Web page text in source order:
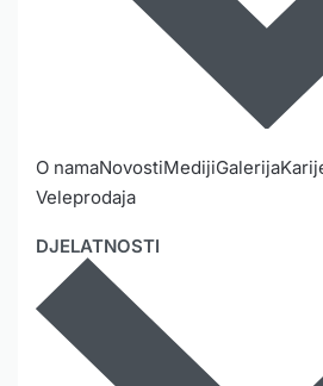
DJELATNOSTI
O namaNovostiMedijiGalerija
Veleprodaja